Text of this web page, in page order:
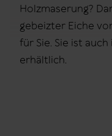
Holzmaserung?
gebeizter Eiche
für Sie. Sie ist
erhältlich.